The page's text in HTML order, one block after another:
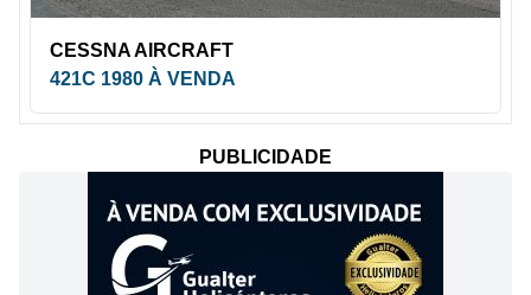
CESSNA AIRCRAFT
421C 1980 À VENDA
PUBLICIDADE